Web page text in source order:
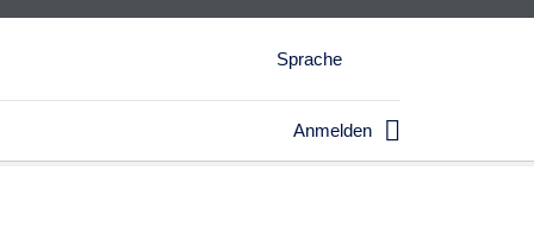
Sprache
Anmelden 